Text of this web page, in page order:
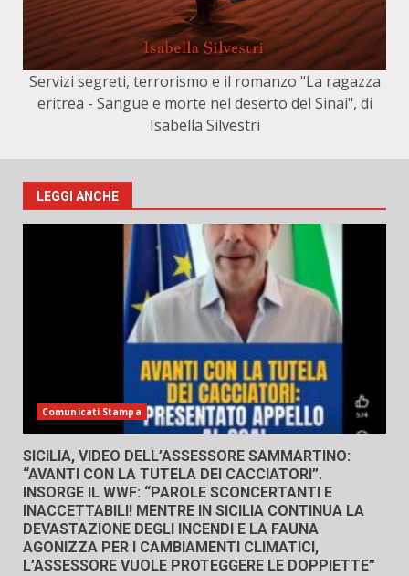
Servizi segreti, terrorismo e il romanzo "La ragazza
eritrea - Sangue e morte nel deserto del Sinai", di
Isabella Silvestri
LEGGI ANCHE
Comunicati Stampa
SICILIA, VIDEO DELL’ASSESSORE SAMMARTINO:
“AVANTI CON LA TUTELA DEI CACCIATORI”.
INSORGE IL WWF: “PAROLE SCONCERTANTI E
INACCETTABILI! MENTRE IN SICILIA CONTINUA LA
DEVASTAZIONE DEGLI INCENDI E LA FAUNA
AGONIZZA PER I CAMBIAMENTI CLIMATICI,
L’ASSESSORE VUOLE PROTEGGERE LE DOPPIETTE”